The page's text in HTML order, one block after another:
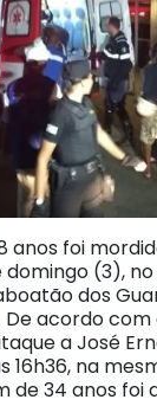
anos foi
(3),
dos
De acordo
a José
16h36, na
de 34 anos foi